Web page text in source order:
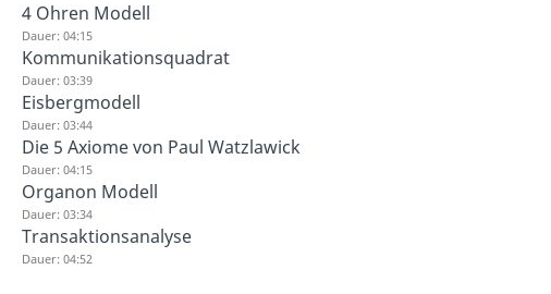
4 Ohren Modell
Dauer: 04:15
Kommunikationsquadrat
Dauer: 03:39
Eisbergmodell
Dauer: 03:44
Die 5 Axiome von Paul Watzlawick
Dauer: 04:15
Organon Modell
Dauer: 03:34
Transaktionsanalyse
Dauer: 04:52